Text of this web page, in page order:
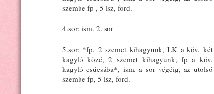
szembe fp , 5 lsz, ford.
4.sor: ism. 2. sor
5.sor: *fp, 2 szemet kihagyunk, LK a köv. két
kagyló közé, 2 szemet kihagyunk, fp a köv.
kagyló csúcsába*, ism. a sor végéig, az utolsó
szembe fp, 5 lsz, ford.